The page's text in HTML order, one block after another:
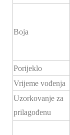
Boja
Porijeklo
Vrijeme vođenja
Uzorkovanje za
prilagođenu